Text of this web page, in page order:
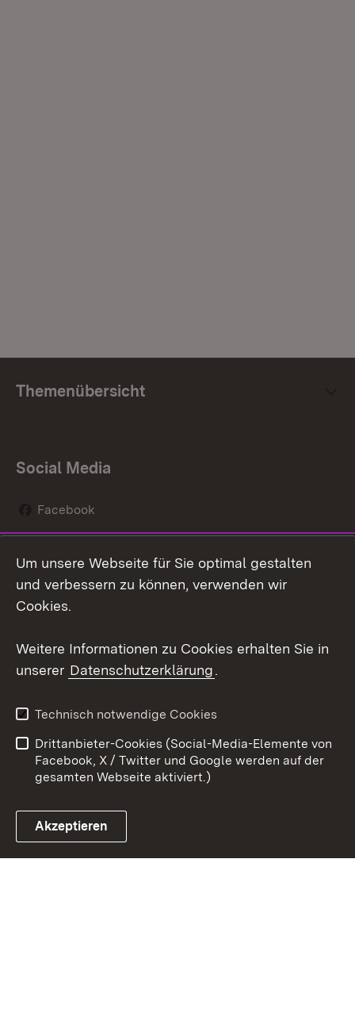
Themenübersicht
Social Media
Facebook
Social Wall
Youtube
Link zum Landesportal
Kontakt
Datenschutz
Barrierefreiheit
Impressum Cookies
Um unsere Webseite für Sie optimal gestalten
und verbessern zu können, verwenden wir
Cookies.
Weitere Informationen zu Cookies erhalten Sie in
unserer Datenschutzerklärung.
Technisch notwendige Cookies
Drittanbieter-Cookies (Social-Media-Elemente von
Facebook, X / Twitter und Google werden auf der
gesamten Webseite aktiviert.)
Akzeptieren